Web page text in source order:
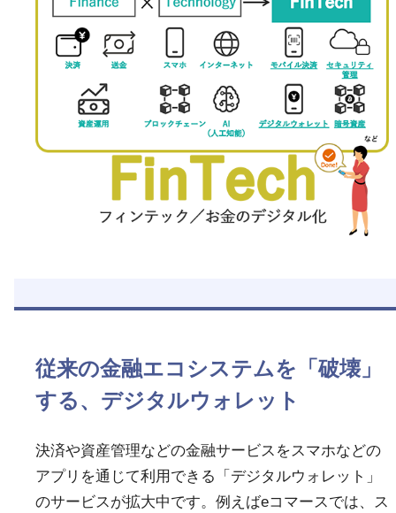
従来の金融エコシステムを「破壊」
する、デジタルウォレット
決済や資産管理などの金融サービスをスマホなどの
アプリを通じて利用できる「デジタルウォレット」
のサービスが拡大中です。例えばeコマースでは、ス